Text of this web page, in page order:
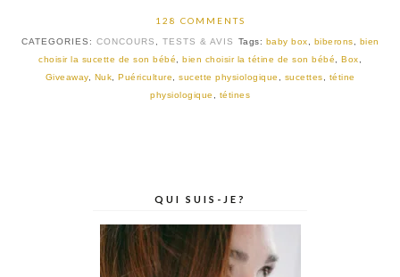
128 COMMENTS
CATEGORIES: CONCOURS TESTS & AVIS Tags: baby box biberons
bien
choisir la sucette de son bébé
bien choisir la tétine de son bébé Box
Giveaway, Nuk Puériculture sucette physiologique sucettes
tétine
physiologique
tétines
QUI SUIS-JE?